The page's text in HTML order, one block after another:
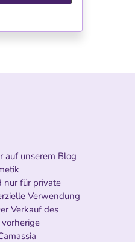
auf unserem Blog
nur für private
Verwendung
Verkauf des